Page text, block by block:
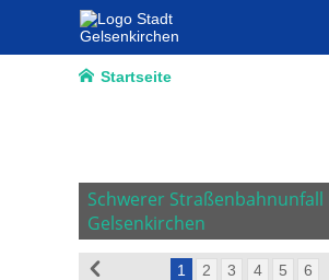
Startseite
Schwerer Straßenbahnunfall
Gelsenkirchen
1 2 3 4 5 6